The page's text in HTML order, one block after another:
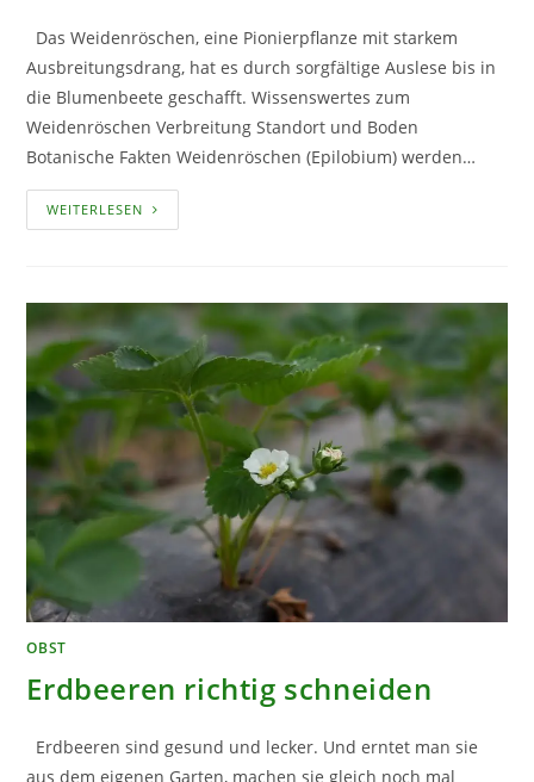
Das Weidenröschen, eine Pionierpflanze mit starkem
Ausbreitungsdrang, hat es durch sorgfältige Auslese bis in
die Blumenbeete geschafft. Wissenswertes zum
Weidenröschen Verbreitung Standort und Boden
Botanische Fakten Weidenröschen (Epilobium) werden…
WEITERLESEN WEIDENRÖSCHEN
–
GARTENPOTENTIAL
OBST
Erdbeeren richtig schneiden
Erdbeeren sind gesund und lecker. Und erntet man sie
aus dem eigenen Garten, machen sie gleich noch mal